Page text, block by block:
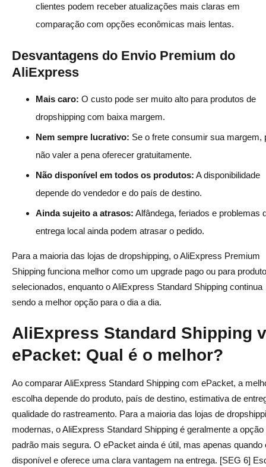
clientes podem receber atualizações mais claras em
comparação com opções econômicas mais lentas.
Desvantagens do Envio Premium do
AliExpress
Mais caro: O custo pode ser muito alto para produtos de
dropshipping com baixa margem.
Nem sempre lucrativo: Se o frete consumir sua margem,
não valer a pena oferecer gratuitamente.
Não disponível em todos os produtos: A disponibilidade
depende do vendedor e do país de destino.
Ainda sujeito a atrasos: Alfândega, feriados e problemas
entrega local ainda podem atrasar o pedido.
Para a maioria das lojas de dropshipping, o AliExpress Premium
Shipping funciona melhor como um upgrade pago ou para
selecionados, enquanto o AliExpress Standard Shipping continua
sendo a melhor opção para o dia a dia.
AliExpress Standard Shipping
ePacket: Qual é o melhor?
Ao comparar AliExpress Standard Shipping com ePacket, a
escolha depende do produto, país de destino, estimativa de
qualidade do rastreamento. Para a maioria das lojas de
modernas, o AliExpress Standard Shipping é geralmente a opção
padrão mais segura. O ePacket ainda é útil, mas apenas quando
disponível e oferece uma clara vantagem na entrega. [SEG 6]